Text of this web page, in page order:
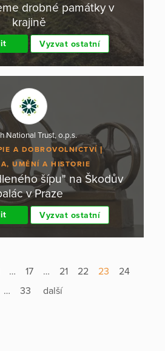
drobné památky v
krajině
Vyzvat ostatní
National Trust, o.p.s.
A DOBROVOLNICTVÍ
UMĚNÍ A HISTORIE
šípu" na Škodův
v Praze
Vyzvat ostatní
… 17 … 21 22 23
24
… 33 další